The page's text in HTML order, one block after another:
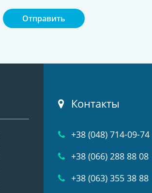
Отправить
Контакты
+38 (048) 714-09-74
+38 (066) 288 88 08
+38 (063) 355 38 88